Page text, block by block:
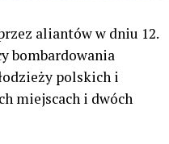
aliantów w dniu 12.
bombardowania
polskich i
miejscach i dwóch